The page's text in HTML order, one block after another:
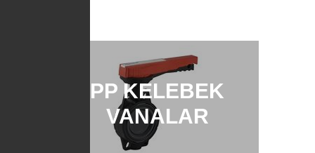
PP KELEBEK
VANALAR